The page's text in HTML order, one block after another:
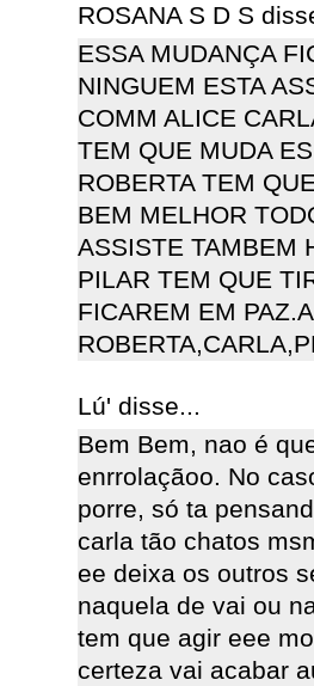
ROSANA S D S
ESSA MUDANÇA
NINGUEM ESTA
COMM ALICE
TEM QUE MUDA
ROBERTA TEM
BEM MELHOR
ASSISTE TAMBEM
PILAR TEM QUE
FICAREM EM
Lú' disse...
Bem Bem, nao é
enrrolaçãoo. No
porre, só ta
carla tão chatos
ee deixa os outros
naquela de vai ou
tem que agir eee
certeza vai acabar